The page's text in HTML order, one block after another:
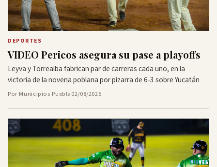
DEPORTES
VIDEO Pericos asegura su pase a playoffs
Leyva y Torrealba fabrican par de carreras cada uno, en la
victoria de la novena poblana por pizarra de 6-3 sobre Yucatán
Por Municipios Puebla02/08/2025